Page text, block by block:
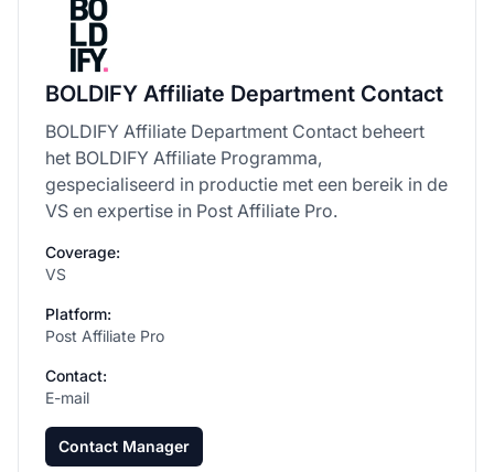
BOLDIFY Affiliate Department Contact
BOLDIFY Affiliate Department Contact beheert
het BOLDIFY Affiliate Programma,
gespecialiseerd in productie met een bereik in de
VS en expertise in Post Affiliate Pro.
Coverage:
VS
Platform:
Post Affiliate Pro
Contact:
E-mail
Contact Manager